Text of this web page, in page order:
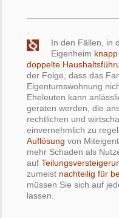
In den Fällen, in
Eigenheim
doppelte
der Folge, dass das
Eigentumswohnung
Eheleuten kann
geraten werden, die
rechtlichen und
einvernehmlich zu
Auflösung von
mehr Schaden als
auf
zumeist nachteilig für
müssen Sie sich auf
lassen.